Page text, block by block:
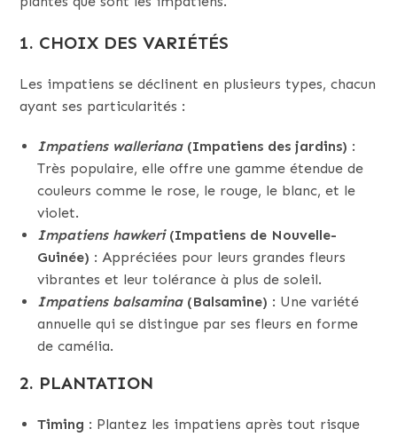
1. CHOIX DES VARIÉTÉS
Les impatiens se déclinent en plusieurs types, chacun
ayant ses particularités :
Impatiens walleriana(Impatiens des jardins) :
Très populaire, elle offre une gamme étendue de
couleurs comme le rose, le rouge, le blanc, et le
violet.
Impatiens hawkeri (Impatiens de Nouvelle-
Guinée) : Appréciées pour leurs grandes fleurs
vibrantes et leur tolérance à plus de soleil.
Impatiens balsamina(Balsamine) : Une variété
annuelle qui se distingue par ses fleurs en forme
de camélia.
2. PLANTATION
Timing : Plantez les impatiens après tout risque